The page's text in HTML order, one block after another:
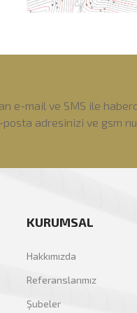
e-mail ve SMS ile
adresinizi ve gsm
KURUMSAL
Hakkımızda
Referanslarımız
Şubeler